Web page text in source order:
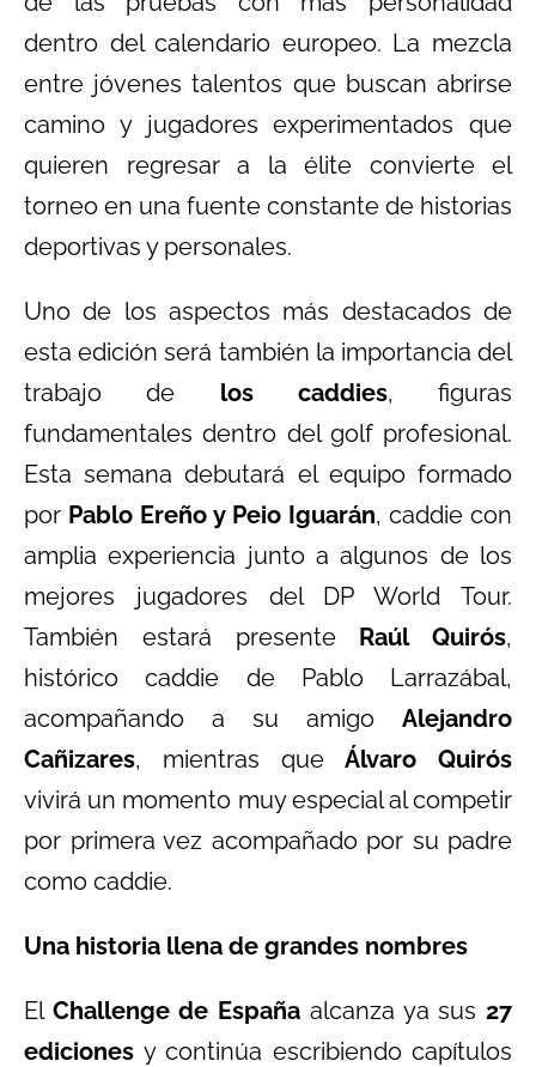
dentro del calendario europeo. La mezcla
entre jóvenes talentos que buscan abrirse
camino y jugadores experimentados que
quieren regresar a la élite convierte el
torneo en una fuente constante de historias
deportivas y personales.
Uno de los aspectos más destacados de
esta edición será también la importancia del
trabajo de los caddies, figuras
fundamentales dentro del golf profesional.
Esta semana debutará el equipo formado
por Pablo Ereño y Peio Iguarán, caddie con
amplia experiencia junto a algunos de los
mejores jugadores del DP World Tour.
También estará presente Raúl Quirós,
histórico caddie de Pablo Larrazábal,
acompañando a su amigo Alejandro
Cañizares, mientras queÁlvaro Quirós
vivirá un momento muy especial al competir
por primera vez acompañado por su padre
como caddie.
Una historia llena de grandes nombres
El Challenge de España alcanza ya sus 27
ediciones y continúa escribiendo capítulos